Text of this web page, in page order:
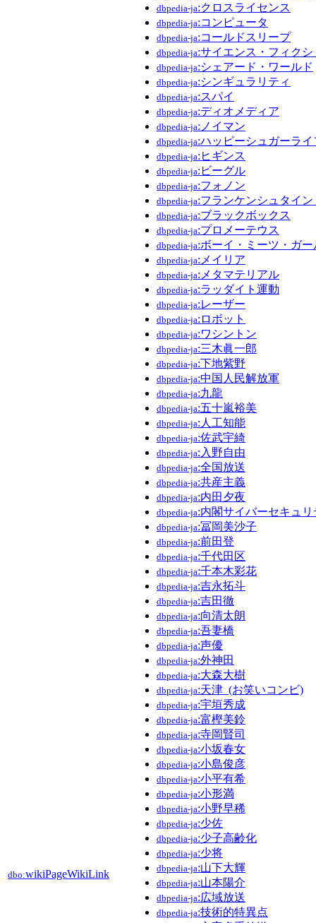
dbo:wikiPageWikiLink
dbpedia-ja:クロスライセンス
dbpedia-ja:コンピュータ
dbpedia-ja:コールドスリープ
dbpedia-ja:サイエンス・フィクシ
dbpedia-ja:シェアード・ワールド
dbpedia-ja:シンギュラリティ
dbpedia-ja:スパイ
dbpedia-ja:ディオメディア
dbpedia-ja:ノイマン
dbpedia-ja:ハッピーシュガーライ
dbpedia-ja:ヒギンス
dbpedia-ja:ビーグル
dbpedia-ja:フォノン
dbpedia-ja:フランケンシュタイ
dbpedia-ja:ブラックボックス
dbpedia-ja:プロメーテウス
dbpedia-ja:ボーイ・ミーツ・ガー
dbpedia-ja:メイリア
dbpedia-ja:メタマテリアル
dbpedia-ja:ラッダイト運動
dbpedia-ja:レーザー
dbpedia-ja:ロボット
dbpedia-ja:ワシントン
dbpedia-ja:三木眞一郎
dbpedia-ja:下地紫野
dbpedia-ja:中国人民解放軍
dbpedia-ja:九龍
dbpedia-ja:五十嵐裕美
dbpedia-ja:人工知能
dbpedia-ja:佐武宇綺
dbpedia-ja:入野自由
dbpedia-ja:全国放送
dbpedia-ja:共産主義
dbpedia-ja:内田夕夜
dbpedia-ja:内閣サイバーセキュ
dbpedia-ja:冨岡美沙子
dbpedia-ja:前田登
dbpedia-ja:千代田区
dbpedia-ja:千本木彩花
dbpedia-ja:吉永拓斗
dbpedia-ja:吉田徹
dbpedia-ja:向清太朗
dbpedia-ja:吾妻橋
dbpedia-ja:声優
dbpedia-ja:外神田
dbpedia-ja:大森大樹
dbpedia-ja:天津_(お笑いコンビ)
dbpedia-ja:宇垣秀成
dbpedia-ja:富樫美鈴
dbpedia-ja:寺岡賢司
dbpedia-ja:小坂春女
dbpedia-ja:小島俊彦
dbpedia-ja:小平有希
dbpedia-ja:小形満
dbpedia-ja:小野早稀
dbpedia-ja:少佐
dbpedia-ja:少子高齢化
dbpedia-ja:少将
dbpedia-ja:山下大輝
dbpedia-ja:山本陽介
dbpedia-ja:広域放送
dbpedia-ja:技術的特異点